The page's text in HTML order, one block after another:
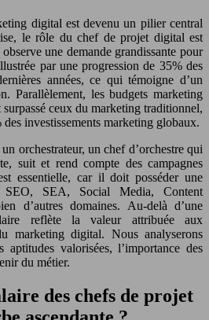
digital est devenu un pilier central
le rôle du chef de projet digital est
une demande grandissante pour
par une progression de 35% des
années, ce qui témoigne d’un
Parallèlement, les budgets marketing
ceux du marketing traditionnel,
des investissements marketing globaux.
orchestrateur, un chef d’orchestre qui
suit et rend compte des campagnes
essentielle, car il doit posséder une
SEO, SEA, Social Media, Content
d’autres domaines. Au-delà d’une
reflète la valeur attribuée aux
marketing digital. Nous analyserons
aptitudes valorisées, l’importance des
du métier.
des chefs de projet